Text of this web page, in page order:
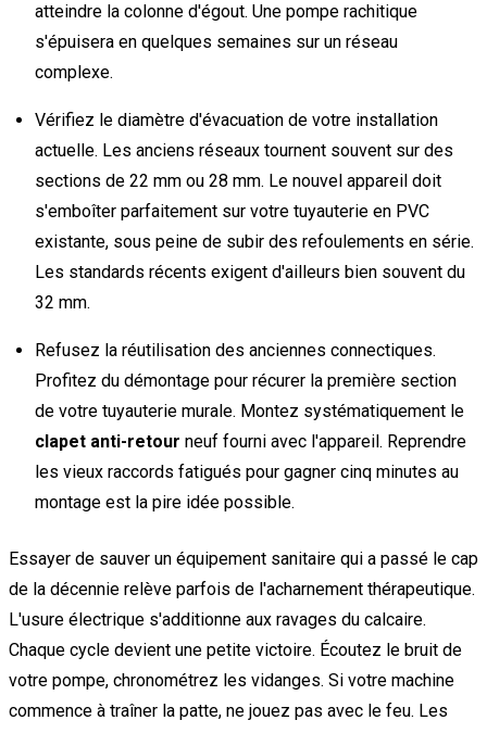
atteindre la colonne d'égout. Une pompe rachitique
s'épuisera en quelques semaines sur un réseau
complexe.
Vérifiez le diamètre d'évacuation de votre installation
actuelle. Les anciens réseaux tournent souvent sur des
sections de 22 mm ou 28 mm. Le nouvel appareil doit
s'emboîter parfaitement sur votre tuyauterie en PVC
existante, sous peine de subir des refoulements en série.
Les standards récents exigent d'ailleurs bien souvent du
32 mm.
Refusez la réutilisation des anciennes connectiques.
Profitez du démontage pour récurer la première section
de votre tuyauterie murale. Montez systématiquement le
clapet anti-retour neuf fourni avec l'appareil. Reprendre
les vieux raccords fatigués pour gagner cinq minutes au
montage est la pire idée possible.
Essayer de sauver un équipement sanitaire qui a passé le cap
de la décennie relève parfois de l'acharnement thérapeutique.
L'usure électrique s'additionne aux ravages du calcaire.
Chaque cycle devient une petite victoire. Écoutez le bruit de
votre pompe, chronométrez les vidanges. Si votre machine
commence à traîner la patte, ne jouez pas avec le feu. Les